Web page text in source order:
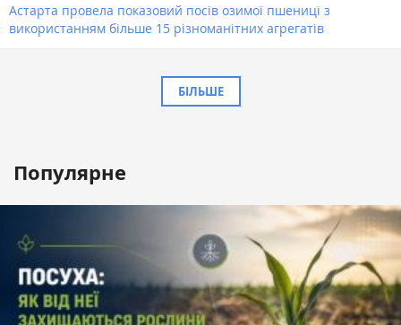
Астарта провела показовий посів озимої пшениці з
використанням більше 15 різноманітних агрегатів
БІЛЬШЕ
Популярне